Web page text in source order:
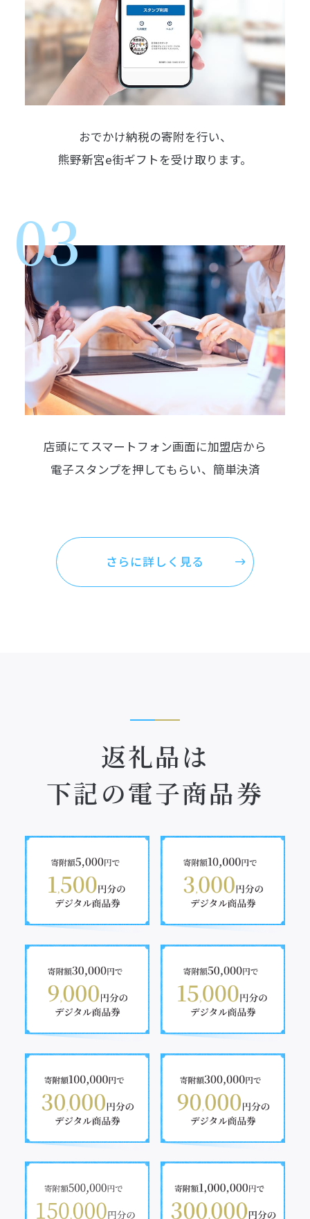
おでかけ納税の寄附を行い、
熊野新宮e街ギフトを受け取ります。
03
店頭にてスマートフォン画面に加盟店から
電子スタンプを押してもらい、簡単決済
さらに詳しく見る
返礼品は
下記の電子商品券